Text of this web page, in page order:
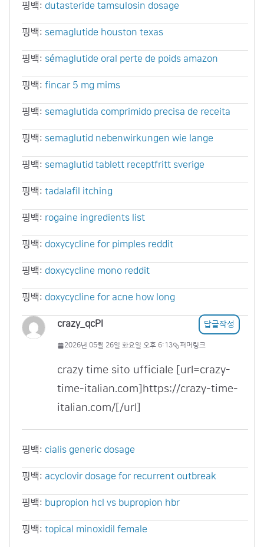
핑백: dutasteride tamsulosin dosage
핑백: semaglutide houston texas
핑백: sémaglutide oral perte de poids amazon
핑백: fincar 5 mg mims
핑백: semaglutida comprimido precisa de receita
핑백: semaglutid nebenwirkungen wie lange
핑백: semaglutid tablett receptfritt sverige
핑백: tadalafil itching
핑백: rogaine ingredients list
핑백: doxycycline for pimples reddit
핑백: doxycycline mono reddit
핑백: doxycycline for acne how long
crazy_qcPl 답글작성
2026년 05월 26일 화요일 오후 6:13 퍼머링크
crazy time sito ufficiale [url=crazy-
time-italian.com]https://crazy-time-
italian.com/[/url]
핑백: cialis generic dosage
핑백: acyclovir dosage for recurrent outbreak
핑백: bupropion hcl vs bupropion hbr
핑백: topical minoxidil female